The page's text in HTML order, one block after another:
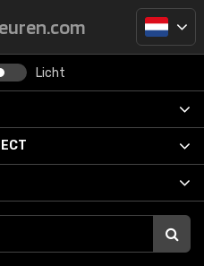
Licht